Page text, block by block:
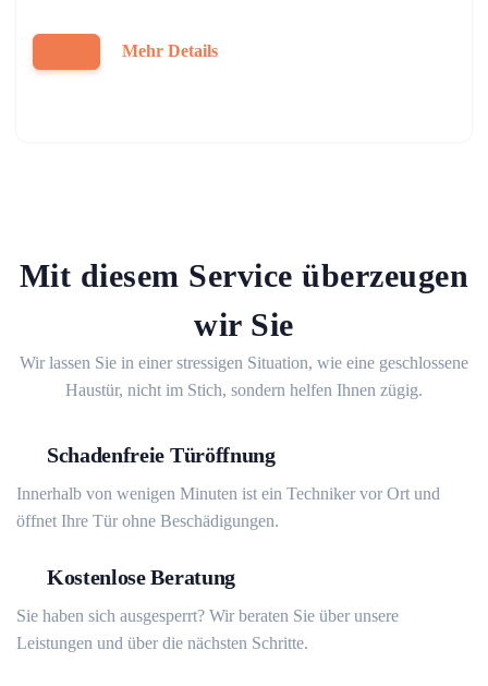
Mehr Details
Mit diesem Service überzeugen
wir Sie
Wir lassen Sie in einer stressigen Situation, wie eine geschlossene
Haustür, nicht im Stich, sondern helfen Ihnen zügig.
Schadenfreie Türöffnung
Innerhalb von wenigen Minuten ist ein Techniker vor Ort und
öffnet Ihre Tür ohne Beschädigungen.
Kostenlose Beratung
Sie haben sich ausgesperrt? Wir beraten Sie über unsere
Leistungen und über die nächsten Schritte.